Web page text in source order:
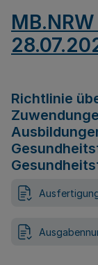
Richtlinie